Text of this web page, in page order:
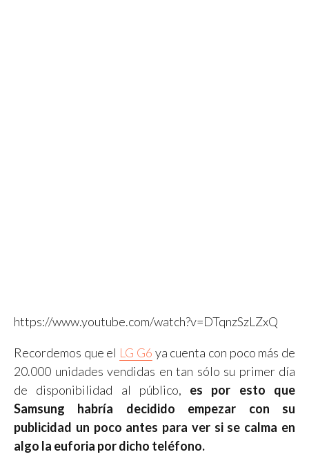
https://www.youtube.com/watch?v=DTqnzSzLZxQ
Recordemos que el LG G6 ya cuenta con poco más de
20.000 unidades vendidas en tan sólo su primer día
de disponibilidad al público, es por esto que
Samsung habría decidido empezar con su
publicidad un poco antes para ver si se calma en
algo la euforia por dicho teléfono.